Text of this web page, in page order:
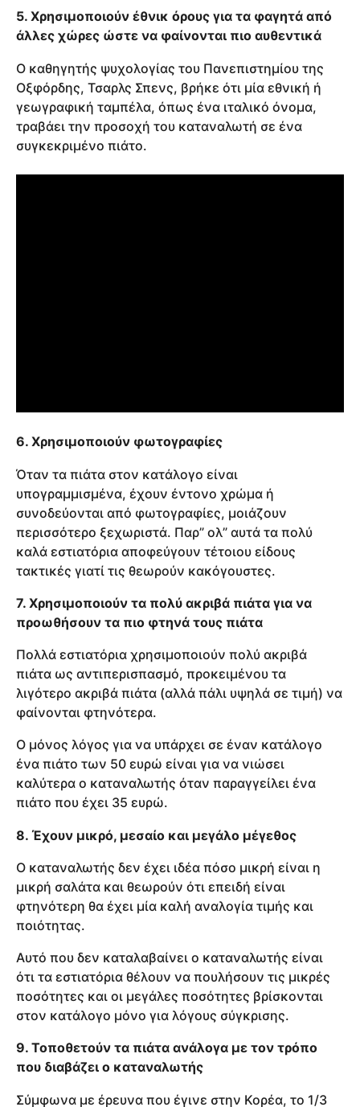
5. Χρησιμοποιούν έθνικ όρους για τα φαγητά από
άλλες χώρες ώστε να φαίνονται πιο αυθεντικά
Ο καθηγητής ψυχολογίας του Πανεπιστημίου της
Οξφόρδης, Τσαρλς Σπενς, βρήκε ότι μία εθνική ή
γεωγραφική ταμπέλα, όπως ένα ιταλικό όνομα,
τραβάει την προσοχή του καταναλωτή σε ένα
συγκεκριμένο πιάτο.
6. Χρησιμοποιούν φωτογραφίες
Όταν τα πιάτα στον κατάλογο είναι
υπογραμμισμένα, έχουν έντονο χρώμα ή
συνοδεύονται από φωτογραφίες, μοιάζουν
περισσότερο ξεχωριστά. Παρ” ολ” αυτά τα πολύ
καλά εστιατόρια αποφεύγουν τέτοιου είδους
τακτικές γιατί τις θεωρούν κακόγουστες.
7. Χρησιμοποιούν τα πολύ ακριβά πιάτα για να
προωθήσουν τα πιο φτηνά τους πιάτα
Πολλά εστιατόρια χρησιμοποιούν πολύ ακριβά
πιάτα ως αντιπερισπασμό, προκειμένου τα
λιγότερο ακριβά πιάτα (αλλά πάλι υψηλά σε τιμή) να
φαίνονται φτηνότερα.
Ο μόνος λόγος για να υπάρχει σε έναν κατάλογο
ένα πιάτο των 50 ευρώ είναι για να νιώσει
καλύτερα ο καταναλωτής όταν παραγγείλει ένα
πιάτο που έχει 35 ευρώ.
8. Έχουν μικρό, μεσαίο και μεγάλο μέγεθος
Ο καταναλωτής δεν έχει ιδέα πόσο μικρή είναι η
μικρή σαλάτα και θεωρούν ότι επειδή είναι
φτηνότερη θα έχει μία καλή αναλογία τιμής και
ποιότητας.
Αυτό που δεν καταλαβαίνει ο καταναλωτής είναι
ότι τα εστιατόρια θέλουν να πουλήσουν τις μικρές
ποσότητες και οι μεγάλες ποσότητες βρίσκονται
στον κατάλογο μόνο για λόγους σύγκρισης.
9. Τοποθετούν τα πιάτα ανάλογα με τον τρόπο
που διαβάζει ο καταναλωτής
Σύμφωνα με έρευνα που έγινε στην Κορέα, το 1/3